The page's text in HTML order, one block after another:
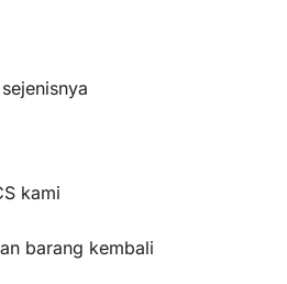
kami
barang kembali